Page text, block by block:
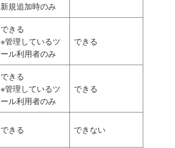
新規追加時のみ
できる
※管理しているツ
ール利用者のみ
できる
できる
※管理しているツ
ール利用者のみ
できる
できる できない